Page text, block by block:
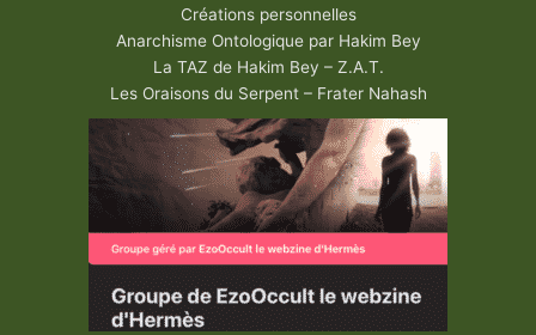
Créations personnelles
Anarchisme Ontologique par Hakim Bey
La TAZ de Hakim Bey – Z.A.T.
Les Oraisons du Serpent – Frater Nahash